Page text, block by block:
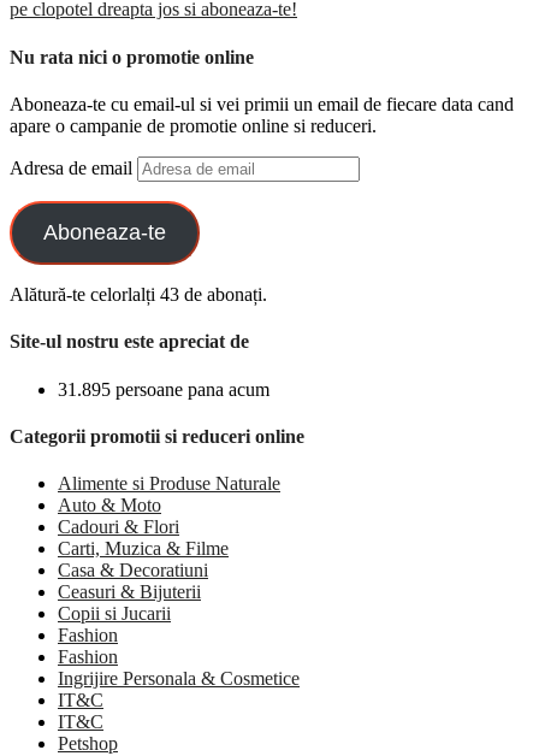
pe clopotel dreapta jos si aboneaza-te!
Nu rata nici o promotie online
Aboneaza-te cu email-ul si vei primii un email de fiecare data cand
apare o campanie de promotie online si reduceri.
Adresa de email
Aboneaza-te
Alătură-te celorlalți 43 de abonați.
Site-ul nostru este apreciat de
31.895 persoane pana acum
Categorii promotii si reduceri online
Alimente si Produse Naturale
Auto & Moto
Cadouri & Flori
Carti, Muzica & Filme
Casa & Decoratiuni
Ceasuri & Bijuterii
Copii si Jucarii
Fashion
Fashion
Ingrijire Personala & Cosmetice
IT&C
IT&C
Petshop